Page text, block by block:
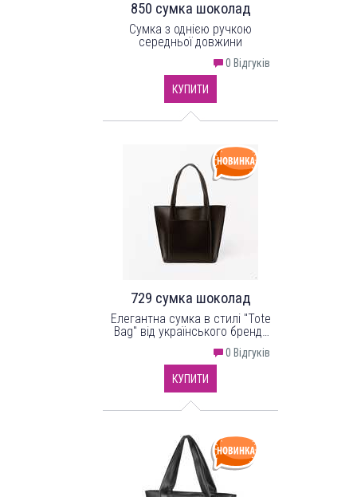
850 сумка шоколад
Сумка з однією ручкою
середньої довжини
0 Відгуків
КУПИТИ
729 сумка шоколад
Елегантна сумка в стилі "Tote
Bag" від українського бренду
високоякісного шкірзамінника
0 Відгуків
КУПИТИ